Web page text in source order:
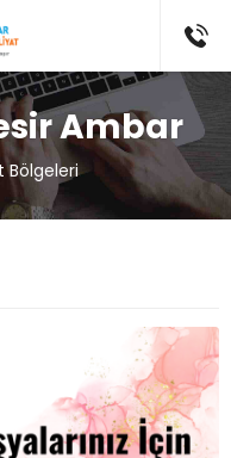
Ambar
Bölgeleri